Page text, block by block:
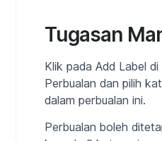
Tugasan
Klik pada Add Label
Perbualan dan pilih
dalam perbualan ini.
Perbualan boleh